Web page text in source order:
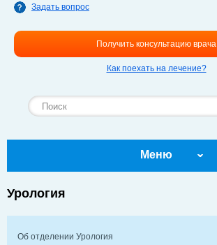
Задать вопрос
Получить консультацию врача
Как поехать на лечение?
Меню
Урология
Об отделении Урология